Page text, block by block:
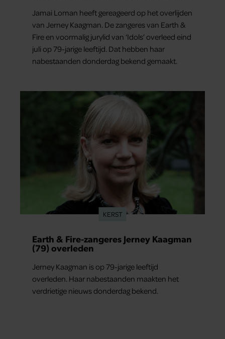
Jamai Loman heeft gereageerd op het overlijden
van Jerney Kaagman. De zangeres van Earth &
Fire en voormalig jurylid van ‘Idols’ overleed eind
juli op 79-jarige leeftijd. Dat hebben haar
nabestaanden donderdag bekend gemaakt.
KERST
Earth & Fire-zangeres Jerney Kaagman
(79) overleden
Jerney Kaagman is op 79-jarige leeftijd
overleden. Haar nabestaanden maakten het
verdrietige nieuws donderdag bekend.